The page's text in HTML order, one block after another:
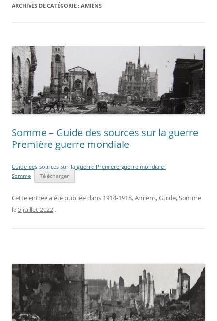
ARCHIVES DE CATÉGORIE : AMIENS
Somme – Guide des sources sur la guerre
Première guerre mondiale
Guide-des-sources-sur-la-guerre-Première-guerre-mondiale-
Somme
Télécharger
Cette entrée a été publiée dans 1914-1918,Amiens,Guide,Somme
le 5 juillet 2022 .